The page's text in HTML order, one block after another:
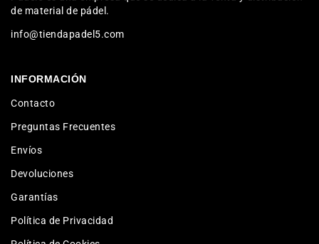
de material de pádel.
info@tiendapadel5.com
INFORMACIÓN
Contacto
Preguntas Frecuentes
Envíos
Devoluciones
Garantías
Política de Privacidad